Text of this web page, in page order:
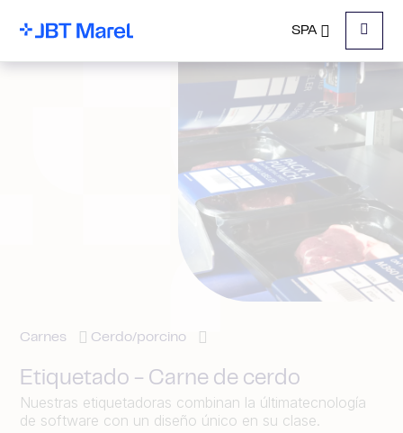
SPA
Menu
Carnes Cerdo/porcino
Etiquetado - Carne de cerdo
Nuestras etiquetadoras combinan la últimatecnología
de software con un diseño único en su clase.